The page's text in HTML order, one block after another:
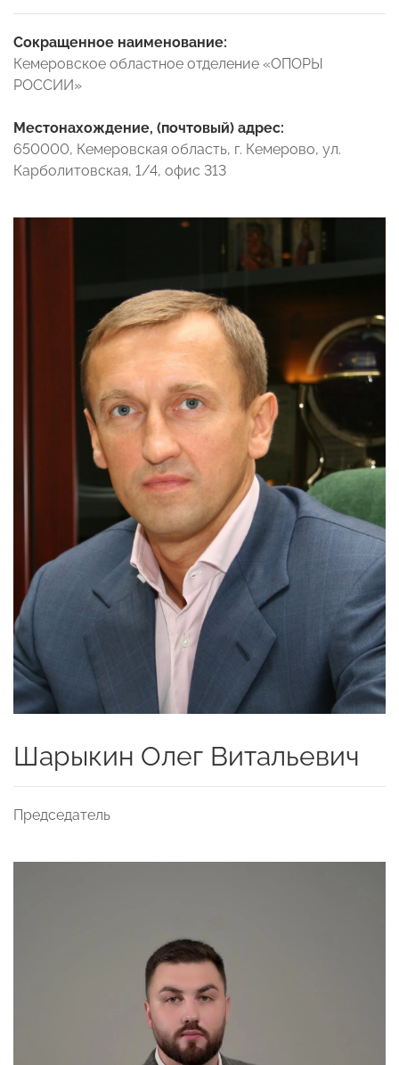
Сокращенное наименование:
Кемеровское областное отделение «ОПОРЫ
РОССИИ»
Местонахождение, (почтовый) адрес:
650000, Кемеровская область, г. Кемерово, ул.
Карболитовская, 1/4, офис 313
Шарыкин Олег Витальевич
Председатель